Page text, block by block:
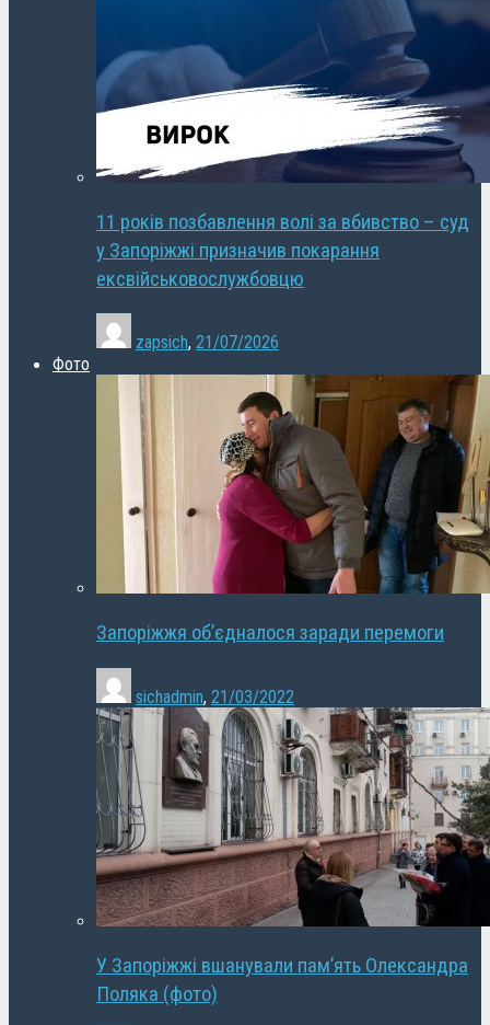
11 років позбавлення волі за вбивство – суд
у Запоріжжі призначив покарання
ексвійськовослужбовцю
zapsich, 21/07/2026
Фото
Запоріжжя об’єдналося заради перемоги
sichadmin, 21/03/2022
У Запоріжжі вшанували пам’ять Олександра
Поляка (фото)